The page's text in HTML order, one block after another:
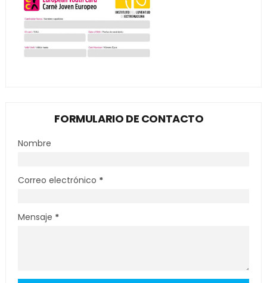
FORMULARIO DE CONTACTO
Nombre
Correo electrónico *
Mensaje *